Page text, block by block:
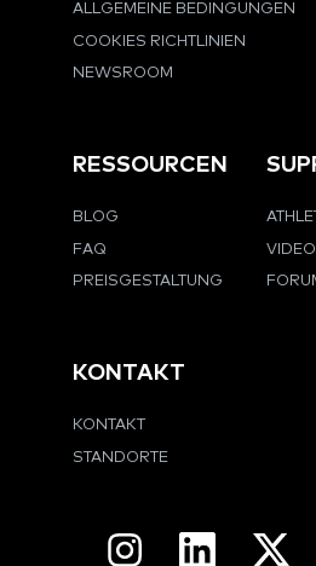
ALLGEMEINE BEDINGUNGEN
COOKIES RICHTLINIEN
NEWSROOM
RESSOURCEN
BLOG
FAQ
PREISGESTALTUNG
KONTAKT
KONTAKT
STANDORTE